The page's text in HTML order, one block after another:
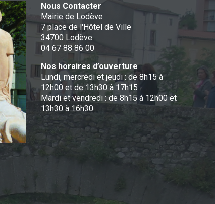
Nous Contacter
Mairie de Lodève
7 place de l'Hôtel de Ville
34700 Lodève
04 67 88 86 00
Nos horaires d’ouverture
Lundi, mercredi et jeudi : de 8h15 à
12h00 et de 13h30 à 17h15
Mardi et vendredi : de 8h15 à 12h00 et
13h30 à 16h30